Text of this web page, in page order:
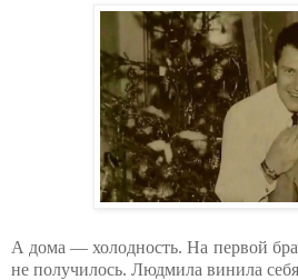
А дома — холодность. На первой
не получилось. Людмила винила